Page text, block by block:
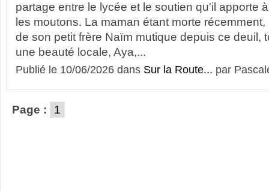
partage entre le lycée et le soutien qu'il apporte
les moutons. La maman étant morte
de son petit frère Naïm mutique depuis ce deuil,
une beauté locale, Aya,...
Publié le 10/06/2026 dans Sur la Route... par
Page : 1